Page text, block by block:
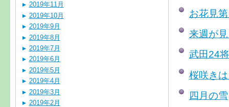
お花見
来週が
武田24
桜咲き
四月の雪
2019年11月
2019年10月
2019年9月
2019年8月
2019年7月
2019年6月
2019年5月
2019年4月
2019年3月
2019年2月